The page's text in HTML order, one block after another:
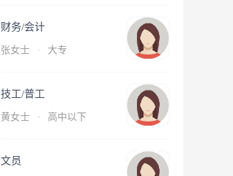
财务/会计
张女士 · 大专
技工/普工
黄女士 · 高中以下
文员